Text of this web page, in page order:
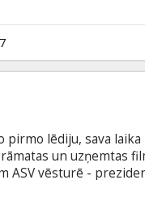
pirmo lēdiju, sava
un uzņemtas
ASV vēsturē -